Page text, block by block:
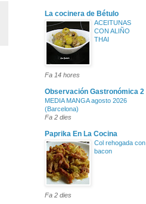
La cocinera de Bétulo
ACEITUNAS
CON ALIÑO
THAI
Fa 14 hores
Observación Gastronómica 2
MEDIA MANGA agosto 2026
(Barcelona)
Fa 2 dies
Paprika En La Cocina
Col rehogada con
bacon
Fa 2 dies